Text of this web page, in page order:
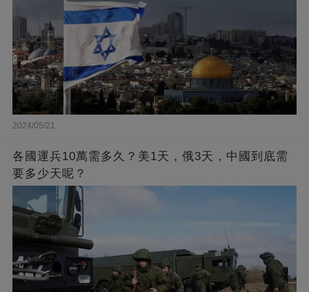
2024/05/21
各國運兵10萬需多久？美1天，俄3天，中國到底需
要多少天呢？